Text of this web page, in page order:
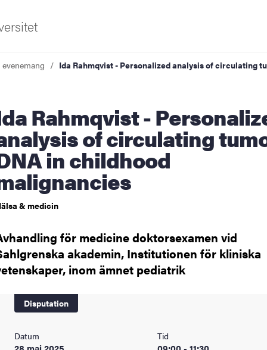
innovation
Ida Rahmqvist - Personalized analysis of circulating
of circulating
in childhood
& medicin
för medicine doktorsexamen vid
akademin, Institutionen för kliniska
inom ämnet pediatrik
Disputation
Datum Tid